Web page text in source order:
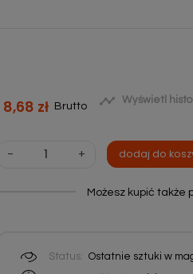
8,68 zł Brutto  Wyświetl
- + dodaj do
Możesz kupić także
Status: Ostatnie sztuki w